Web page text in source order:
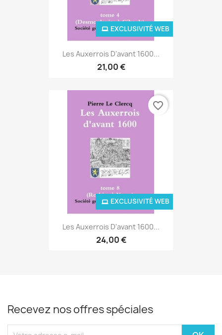
Les Auxerrois D'avant 1600...
21,00 €
EXCLUSIVITÉ WEB
Les Auxerrois D'avant 1600...
24,00 €
EXCLUSIVITÉ WEB
favorite_border
Recevez nos offres spéciales